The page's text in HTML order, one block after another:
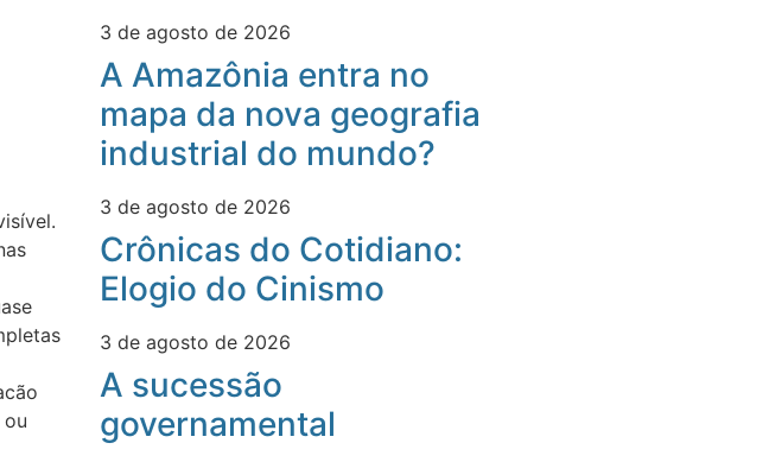
3 de agosto de 2026
A Amazônia entra no
mapa da nova geografia
industrial do mundo?
3 de agosto de 2026
Crônicas do Cotidiano:
Elogio do Cinismo
3 de agosto de 2026
A sucessão
governamental